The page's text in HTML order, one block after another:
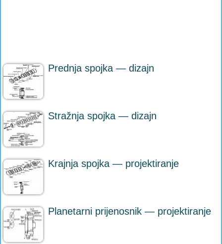
Prednja spojka — dizajn
Stražnja spojka — dizajn
Krajnja spojka — projektiranje
Planetarni prijenosnik — projektiranje